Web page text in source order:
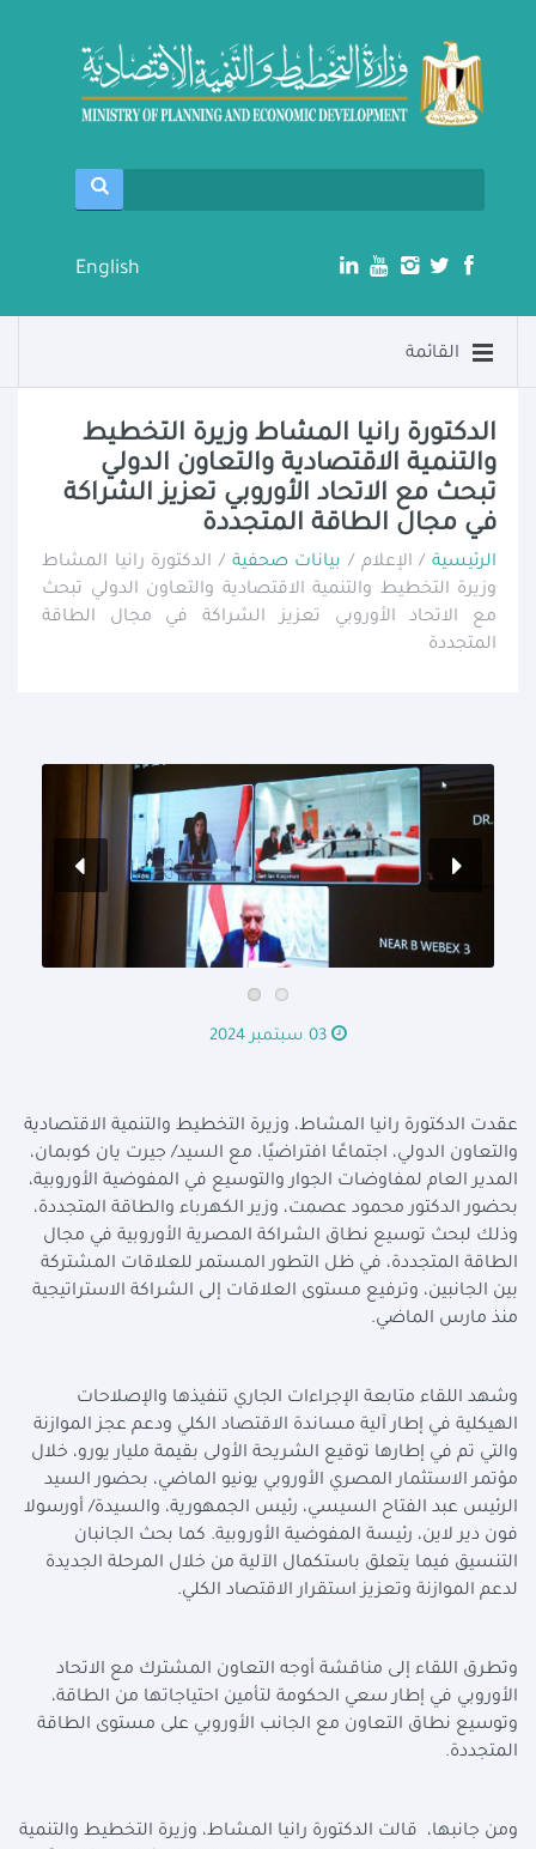
English
القائمة
الدكتورة رانيا المشاط وزيرة التخطيط
والتنمية الاقتصادية والتعاون الدولي
تبحث مع الاتحاد الأوروبي تعزيز الشراكة
في مجال الطاقة المتجددة
الرئيسية/ الإعلام / بيانات صحفية / الدكتورة رانيا المشاط
وزيرة التخطيط والتنمية الاقتصادية والتعاون الدولي تبحث
مع الاتحاد الأوروبي تعزيز الشراكة في مجال الطاقة
المتجددة
03 سبتمبر 2024
عقدت الدكتورة رانيا المشاط، وزيرة التخطيط والتنمية الاقتصادية
والتعاون الدولي، اجتماعًا افتراضيًا، مع السيد/ جيرت يان كوبمان،
المدير العام لمفاوضات الجوار والتوسيع في المفوضية الأوروبية،
بحضور الدكتور محمود عصمت، وزير الكهرباء والطاقة المتجددة،
وذلك لبحث توسيع نطاق الشراكة المصرية الأوروبية في مجال
الطاقة المتجددة، في ظل التطور المستمر للعلاقات المشتركة
بين الجانبين، وترفيع مستوى العلاقات إلى الشراكة الاستراتيجية
منذ مارس الماضي.
وشهد اللقاء متابعة الإجراءات الجاري تنفيذها والإصلاحات
الهيكلية في إطار آلية مساندة الاقتصاد الكلي ودعم عجز الموازنة
والتي تم في إطارها توقيع الشريحة الأولى بقيمة مليار يورو، خلال
مؤتمر الاستثمار المصري الأوروبي يونيو الماضي، بحضور السيد
الرئيس عبد الفتاح السيسي، رئيس الجمهورية، والسيدة/ أورسولا
فون دير لاين، رئيسة المفوضية الأوروبية. كما بحث الجانبان
التنسيق فيما يتعلق باستكمال الآلية من خلال المرحلة الجديدة
لدعم الموازنة وتعزيز استقرار الاقتصاد الكلي.
وتطرق اللقاء إلى مناقشة أوجه التعاون المشترك مع الاتحاد
الأوروبي في إطار سعي الحكومة لتأمين احتياجاتها من الطاقة،
وتوسيع نطاق التعاون مع الجانب الأوروبي على مستوى الطاقة
المتجددة.
ومن جانبها، قالت الدكتورة رانيا المشاط، وزيرة التخطيط والتنمية